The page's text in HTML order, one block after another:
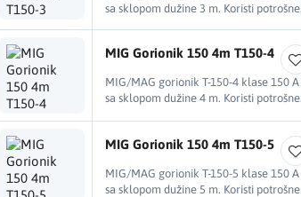
sa sklopom dužine 3 m. Koristi potrošne
MIG Gorionik 150 4m T150-4
MIG/MAG gorionik T-150-4 klase 150 A
sa sklopom dužine 4 m. Koristi potrošne
MIG Gorionik 150 4m T150-5
MIG/MAG gorionik T-150-5 klase 150 A
sa sklopom dužine 5 m. Koristi potrošne